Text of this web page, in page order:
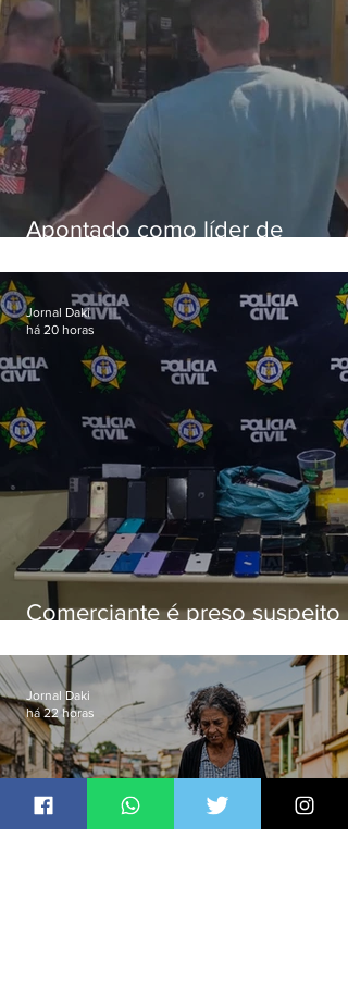
Apontado como líder de
aposentados é preso
Comerciante é preso suspeito
loja
Jornal Daki
há 20 horas
Jornal Daki
há 22 horas